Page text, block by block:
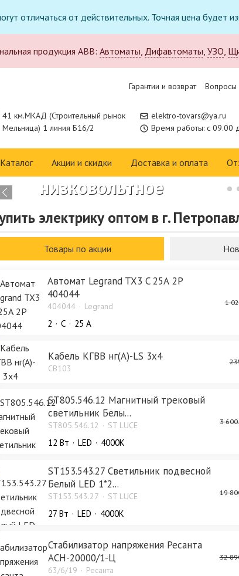
отличаться от действительных. Точная цена
продукция ABB: Автоматы, Дифавтоматы, УЗО,
Гарантии и возврат Вопросы
41 км.МКАД (Строительный рынок
Мельница) 1 линия Б16/2
elektro-tovars@ya.ru
Время работы: с 09.00
Каталог Акции и скидки Доставка и оплата
Новое поступление в
каталоге:
низковольтное
оборудование CHINT
Изучить каталог
электрику оптом в г.
Товары по акции
Автомат Legrand TX3 C 25А 2P
404044
404044 Legrand
2 C 25 А
1
Кабель КГВВ нг(А)-LS 3х4
CB103
ST805.546.12 Магнитный трековый
светильник Белы...
ST805.546.12 ST LUCE
12 Bт LED 4000K
3
ST153.543.27 Светильник подвесной
Белый LED 1*2...
ST153.543.27 ST LUCE
27 Bт LED 4000K
19
Стабилизатор напряжения Ресанта
АСН-20000/1-Ц
63/6/19 Ресанта
32